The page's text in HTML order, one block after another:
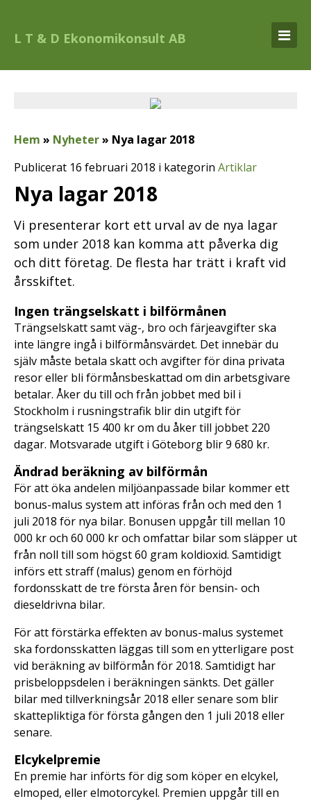
L T & D Ekonomikonsult AB
Hem » Nyheter» Nya lagar 2018
Publicerat 16 februari 2018 i kategorin Artiklar
Nya lagar 2018
Vi presenterar kort ett urval av de nya lagar
som under 2018 kan komma att påverka dig
och ditt företag. De flesta har trätt i kraft vid
årsskiftet.
Ingen trängselskatt i bilförmånen
Trängselskatt samt väg-, bro och färjeavgifter ska
inte längre ingå i bilförmånsvärdet. Det innebär du
själv måste betala skatt och avgifter för dina privata
resor eller bli förmånsbeskattad om din arbetsgivare
betalar. Åker du till och från jobbet med bil i
Stockholm i rusningstrafik blir din utgift för
trängselskatt 15 400 kr om du åker till jobbet 220
dagar. Motsvarade utgift i Göteborg blir 9 680 kr.
Ändrad beräkning av bilförmån
För att öka andelen miljöanpassade bilar kommer ett
bonus-malus system att införas från och med den 1
juli 2018 för nya bilar. Bonusen uppgår till mellan 10
000 kr och 60 000 kr och omfattar bilar som släpper ut
från noll till som högst 60 gram koldioxid. Samtidigt
införs ett straff (malus) genom en förhöjd
fordonsskatt de tre första åren för bensin- och
dieseldrivna bilar.
För att förstärka effekten av bonus-malus systemet
ska fordonsskatten läggas till som en ytterligare post
vid beräkning av bilförmån för 2018. Samtidigt har
prisbeloppsdelen i beräkningen sänkts. Det gäller
bilar med tillverkningsår 2018 eller senare som blir
skattepliktiga för första gången den 1 juli 2018 eller
senare.
Elcykelpremie
En premie har införts för dig som köper en elcykel,
elmoped, eller elmotorcykel. Premien uppgår till en